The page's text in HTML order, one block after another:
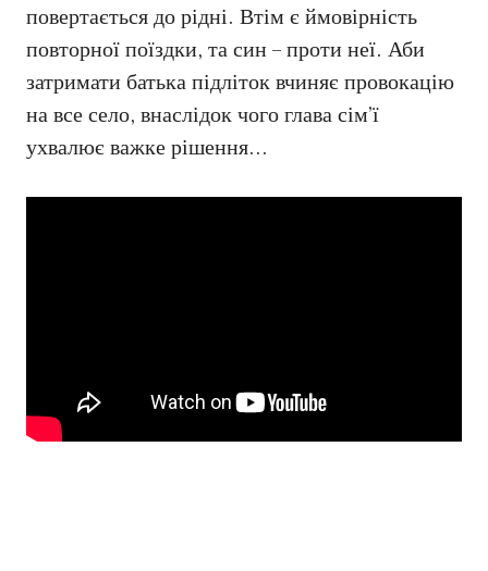
повертається до рідні. Втім є ймовірність
повторної поїздки, та син – проти неї. Аби
затримати батька підліток вчиняє провокацію
на все село, внаслідок чого глава сім’ї
ухвалює важке рішення…